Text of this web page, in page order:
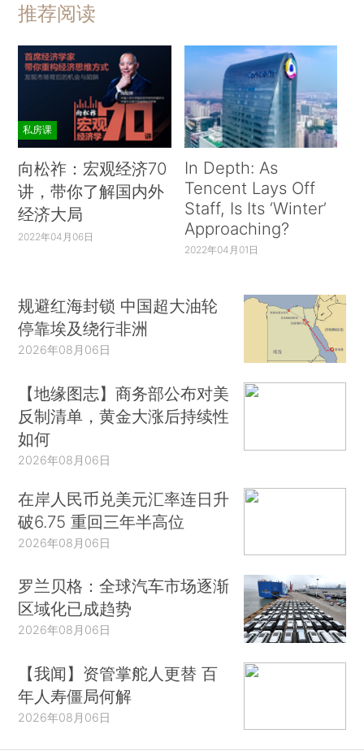
推荐阅读
私房课
向松祚：宏观经济70
讲，带你了解国内外
经济大局
2022年04月06日
In Depth: As
Tencent Lays Off
Staff, Is Its ‘Winter’
Approaching?
2022年04月01日
规避红海封锁 中国超大油轮
停靠埃及绕行非洲
2026年08月06日
【地缘图志】商务部公布对美
反制清单，黄金大涨后持续性
如何
2026年08月06日
在岸人民币兑美元汇率连日升
破6.75 重回三年半高位
2026年08月06日
罗兰贝格：全球汽车市场逐渐
区域化已成趋势
2026年08月06日
【我闻】资管掌舵人更替 百
年人寿僵局何解
2026年08月06日